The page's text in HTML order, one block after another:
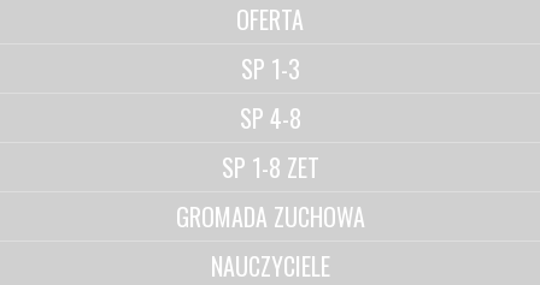
OFERTA
SP 1-3
SP 4-8
SP 1-8 ZET
GROMADA ZUCHOWA
NAUCZYCIELE